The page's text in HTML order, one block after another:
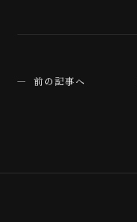
前の記事へ